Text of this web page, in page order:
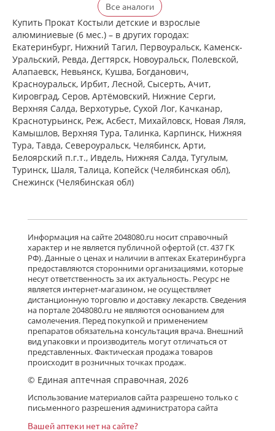
Все аналоги
Купить Прокат Костыли детские и взрослые
алюминиевые (6 мес.) – в других городах:
Екатеринбург, Нижний Тагил, Первоуральск, Каменск-
Уральский, Ревда, Дегтярск, Новоуральск, Полевской,
Алапаевск, Невьянск, Кушва, Богданович,
Красноуральск, Ирбит, Лесной, Сысерть, Ачит,
Кировград, Серов, Артёмовский, Нижние Cерги,
Верхняя Салда, Верхотурье, Сухой Лог, Качканар,
Краснотурьинск, Реж, Асбест, Михайловск, Новая Ляля,
Камышлов, Верхняя Тура, Талинка, Карпинск, Нижняя
Тура, Тавда, Североуральск, Челябинск, Арти,
Белоярский п.г.т., Ивдель, Нижняя Салда, Тугулым,
Туринск, Шаля, Талица, Копейск (Челябинская обл),
Снежинск (Челябинская обл)
Информация на сайте 2048080.ru носит справочный
характер и не является публичной офертой (ст. 437 ГК
РФ). Данные о ценах и наличии в аптеках Екатеринбурга
предоставляются сторонними организациями, которые
несут ответственность за их актуальность. Ресурс не
является интернет-магазином, не осуществляет
дистанционную торговлю и доставку лекарств. Сведения
на портале 2048080.ru не являются основанием для
самолечения. Перед покупкой и применением
препаратов обязательна консультация врача. Внешний
вид упаковки и производитель могут отличаться от
представленных. Фактическая продажа товаров
происходит в розничных точках продаж.
© Единая аптечная справочная, 2026
Использование материалов сайта разрешено только с
письменного разрешения администратора сайта
Вашей аптеки нет на сайте?